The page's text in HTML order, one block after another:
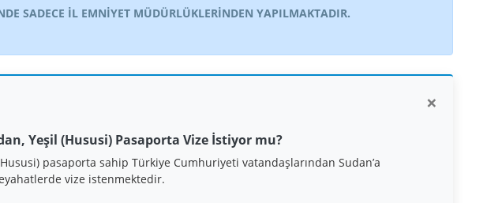
SADECE İL EMNİYET MÜDÜRLÜKLERİNDEN YAPILMAKTADIR.
×
Yeşil (Hususi) Pasaporta Vize İstiyor mu?
pasaporta sahip Türkiye Cumhuriyeti vatandaşlarından Sudan’a
vize istenmektedir.